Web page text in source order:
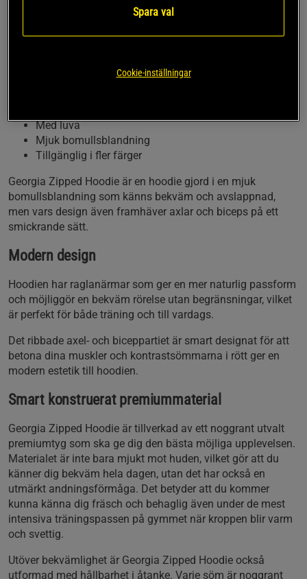
förenar överlägsen komfort, långvarig hållbarhet och
en unik design som sticker ut.
Med luva
Mjuk bomullsblandning
Tillgänglig i fler färger
Georgia Zipped Hoodie är en hoodie gjord i en mjuk
bomullsblandning som känns bekväm och avslappnad,
men vars design även framhäver axlar och biceps på ett
smickrande sätt.
Modern design
Hoodien har raglanärmar som ger en mer naturlig passform
och möjliggör en bekväm rörelse utan begränsningar, vilket
är perfekt för både träning och till vardags.
Det ribbade axel- och biceppartiet är smart designat för att
betona dina muskler och kontrastsömmarna i rött ger en
modern estetik till hoodien.
Smart konstruerat premiummaterial
Georgia Zipped Hoodie är tillverkad av ett noggrant utvalt
premiumtyg som ska ge dig den bästa möjliga upplevelsen.
Materialet är inte bara mjukt mot huden, vilket gör att du
känner dig bekväm hela dagen, utan det har också en
utmärkt andningsförmåga. Det betyder att du kommer
kunna känna dig fräsch och behaglig även under de mest
intensiva träningspassen på gymmet när kroppen blir varm
och svettig.
Utöver bekvämlighet är Georgia Zipped Hoodie också
utformad med hållbarhet i åtanke. Varje söm är noggrant
Spara val
Cookie-inställningar